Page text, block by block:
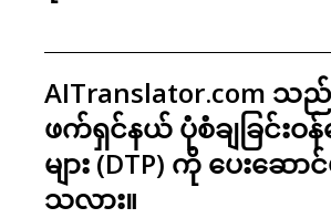
AITranslator.com သ
ဖက်ရှင်နယ် ပုံစံချခြင်းဝ
များ (DTP) ကို ပေးဆောင်
သလား။